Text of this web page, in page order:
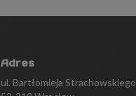
Adres
ul. Bartłomieja